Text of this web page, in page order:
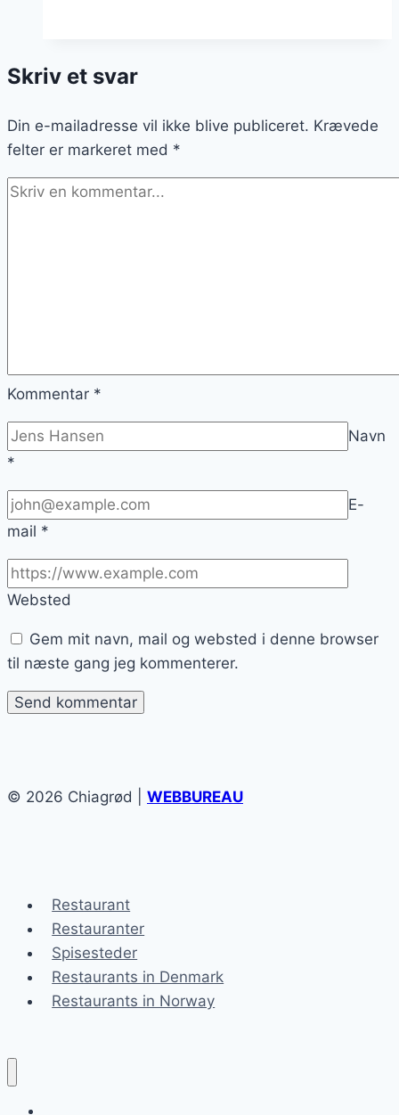
til
travl
dag
Skriv et svar
Din e-mailadresse vil ikke blive publiceret. Krævede
felter er markeret med *
Kommentar *
Navn
*
E-
mail *
Websted
Gem mit navn, mail og websted i denne browser
til næste gang jeg kommenterer.
© 2026 Chiagrød | WEBBUREAU
Restaurant
Restauranter
Spisesteder
Restaurants in Denmark
Restaurants in Norway